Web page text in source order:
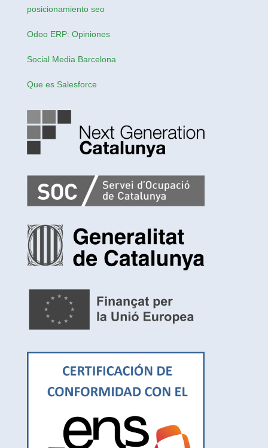
posicionamiento seo
Odoo ERP: Opiniones
Social Media Barcelona
Que es Salesforce